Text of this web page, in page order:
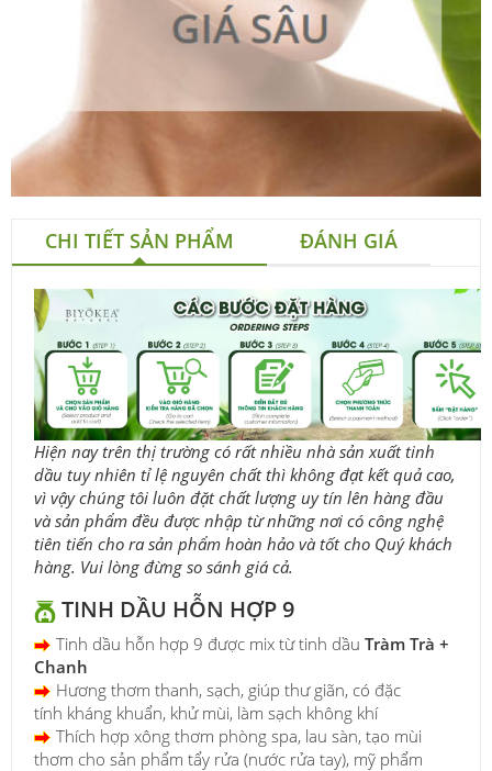
CHI TIẾT SẢN PHẨM ĐÁNH GIÁ
Hiện nay trên thị trường có rất nhiều nhà sản xuất tinh
dầu tuy nhiên tỉ lệ nguyên chất thì không đạt kết quả cao,
vì vậy chúng tôi luôn đặt chất lượng uy tín lên hàng đầu
và sản phẩm đều được nhập từ những nơi có công nghệ
tiên tiến cho ra sản phẩm hoàn hảo và tốt cho Quý khách
hàng. Vui lòng đừng so sánh giá cả.
TINH DẦU HỖN HỢP 9
Tinh dầu hỗn hợp 9 được mix từ tinh dầu Tràm Trà +
Chanh
Hương thơm thanh, sạch, giúp thư giãn, có đặc
tính kháng khuẩn, khử mùi, làm sạch không khí
Thích hợp xông thơm phòng spa, lau sàn, tạo mùi
thơm cho sản phẩm tẩy rửa (nước rửa tay), mỹ phẩm